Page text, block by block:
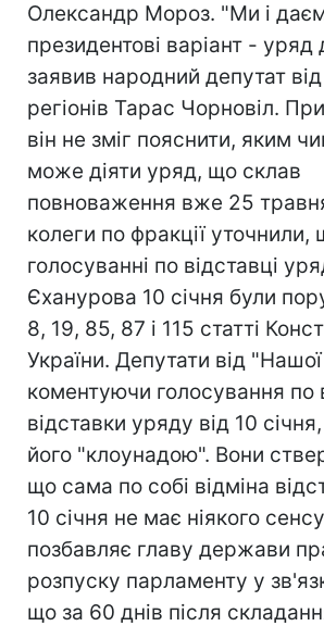
Олександр Мороз. "Ми і
президентові варіант - уряд
заявив народний депутат від
регіонів Тарас Чорновіл.
він не зміг пояснити, яким
може діяти уряд, що склав
повноваження вже 25
колеги по фракції уточнили,
голосуванні по відставці
Єханурова 10 січня були
8, 19, 85, 87 і 115 статті
України. Депутати від "Нашої
коментуючи голосування по
відставки уряду від 10
його "клоунадою". Вони
що сама по собі відміна
10 січня не має ніякого
позбавляє главу держави
розпуску парламенту у
що за 60 днів після